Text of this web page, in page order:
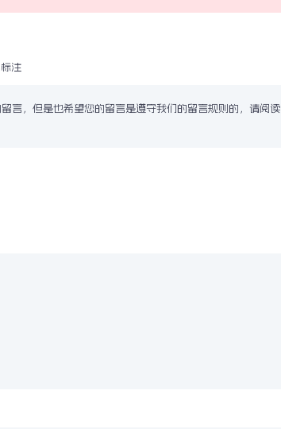
标注
言，但是也希望您的留言是遵守我们的留言规则的，请阅读